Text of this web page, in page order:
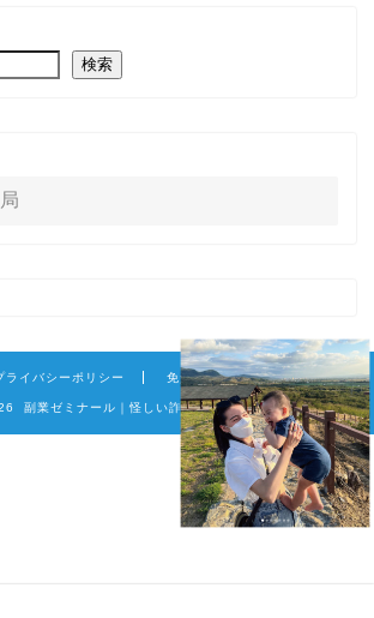
検索
ライバシーポリシー 免責事項
副業ゼミナール｜怪しい詐欺副業を徹底調査